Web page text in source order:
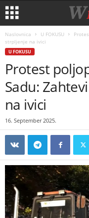
Naslovnica U FOKUSU
strpljenje na ivici
U FOKUSU
Protest
Sadu:
na ivici
16. September 2025.